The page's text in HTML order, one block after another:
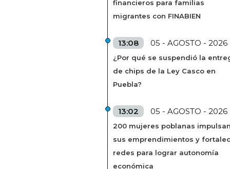
financieros para familias
migrantes con FINABIEN
13:08 05 - AGOSTO - 2026
¿Por qué se suspendió la
de chips de la Ley Casco en
Puebla?
13:02 05 - AGOSTO - 2026
200 mujeres poblanas impulsan
sus emprendimientos y
redes para lograr autonomía
económica